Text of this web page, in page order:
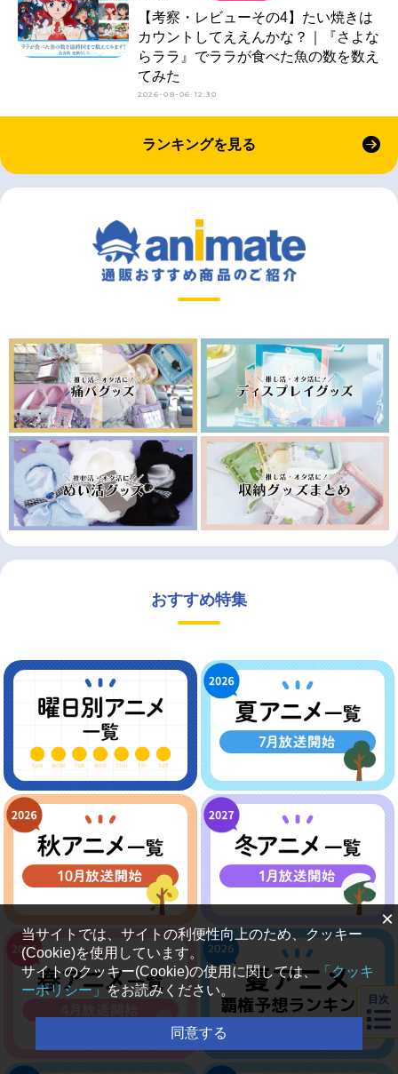
【考察・レビューその4】たい焼きは
カウントしてええんかな？｜『さよな
らララ』でララが食べた魚の数を数え
てみた
2026-08-06 12:30
ランキングを見る
おすすめ特集
目次
×
当サイトでは、サイトの利便性向上のため、クッキー
(Cookie)を使用しています。
サイトのクッキー(Cookie)の使用に関しては、「クッキ
ーポリシー」をお読みください。
同意する